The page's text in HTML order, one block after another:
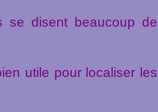
se disent beaucoup de
utile pour localiser les